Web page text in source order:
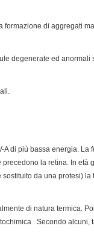
formazione di aggregati
degenerate ed anormali
di più bassa energia. La
la retina. In età
da una protesi)
di natura termica.
. Secondo alcuni,